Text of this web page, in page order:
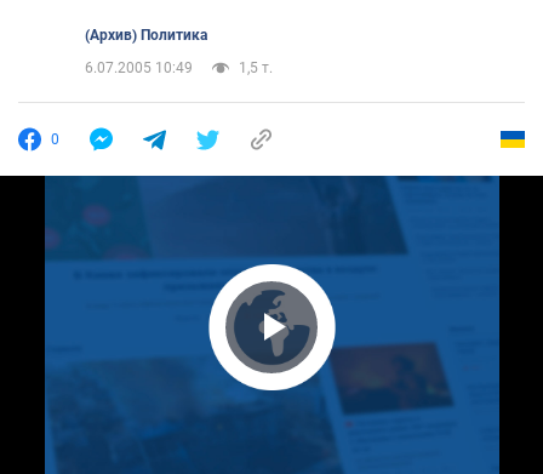
(Архив) Политика
6.07.2005 10:49
1,5 т.
0
Play Video